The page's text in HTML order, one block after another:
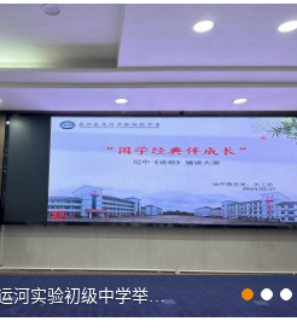
国学经典润成长|运河实验初级中学举办校园朗诵比赛